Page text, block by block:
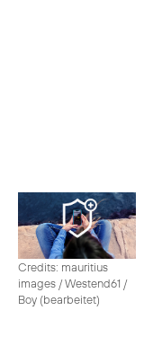
Credits: mauritius
images / Westend61 /
Boy (bearbeitet)